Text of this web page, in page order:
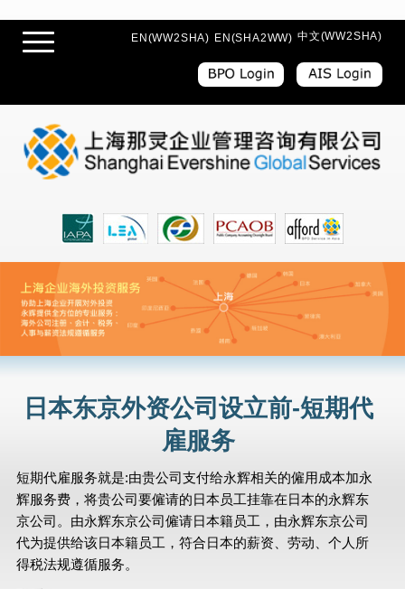
EN(WW2SHA) EN(SHA2WW) 中文(WW2SHA)
日本东京外资公司设立前-短期代
雇服务
短期代雇服务就是:由贵公司支付给永辉相关的僱用成本加永
辉服务费，将贵公司要僱请的日本员工挂靠在日本的永辉东
京公司。由永辉东京公司僱请日本籍员工，由永辉东京公司
代为提供给该日本籍员工，符合日本的薪资、劳动、个人所
得税法规遵循服务。